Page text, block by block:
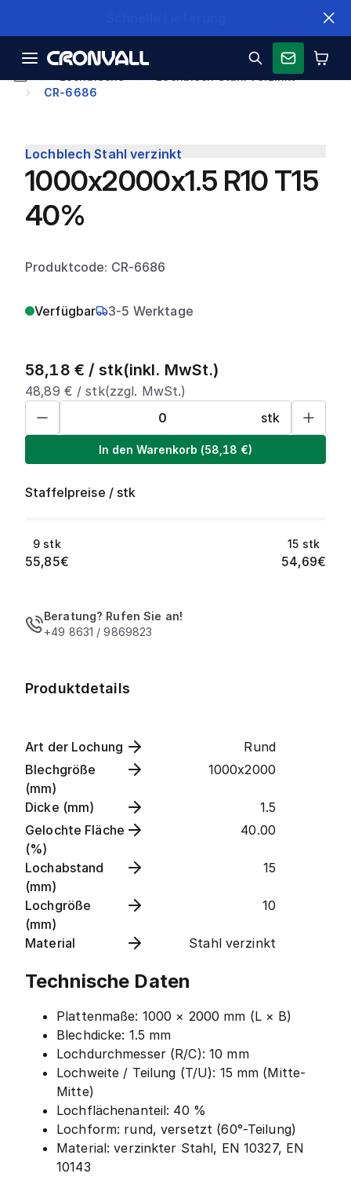
Lochblech Stahl verzinkt
CR-6686
Lochblech Stahl verzinkt
1000x2000x1.5 R10 T15
40%
Produktcode: CR-6686
Verfügbar 3-5 Werktage
58,18 € / stk(inkl. MwSt.)
48,89 € /stk(zzgl. MwSt.)
stk
In den Warenkorb (58,18 €)
Staffelpreise / stk
9 stk
55,85€
15 stk
54,69€
Beratung? Rufen Sie an!
+49 8631 / 9869823
Produktdetails
Art der Lochung
Rund
Blechgröße
(mm)
1000x2000
Dicke (mm)
1.5
Gelochte Fläche
(%)
40.00
Lochabstand
(mm)
15
Lochgröße
(mm)
10
Material Stahl verzinkt
Technische Daten
Plattenmaße: 1000 × 2000 mm (L × B)
Blechdicke: 1.5 mm
Lochdurchmesser (R/C): 10 mm
Lochweite / Teilung (T/U): 15 mm (Mitte-
Mitte)
Lochflächenanteil: 40 %
Lochform: rund, versetzt (60°-Teilung)
Material: verzinkter Stahl, EN 10327, EN
10143